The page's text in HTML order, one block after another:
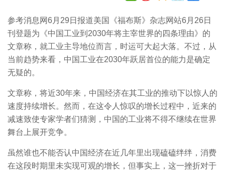
参考消息网6月29日报道美国《福布斯》杂志网站6月26日
刊登题为《中国工业到2030年将主宰世界的四条理由》的
文章称，就工业主导地位而言，时运可大起大落。不过，从
当前趋势来看，中国工业在2030年跃居首位的能力是确定
无疑的。
文章称，将近30年来，中国经济在其工业的推动下以惊人的
速度持续增长。然而，在这令人惊叹的增长过程中，近来的
减速致使专家学者们猜测，中国的工业将不得不继续在世界
舞台上展开竞争。
虽然谁也不能否认中国经济在近几年里出现磕磕绊绊，消费
在这段时期里未实现可观的增长，但事实上，这一挫折对于